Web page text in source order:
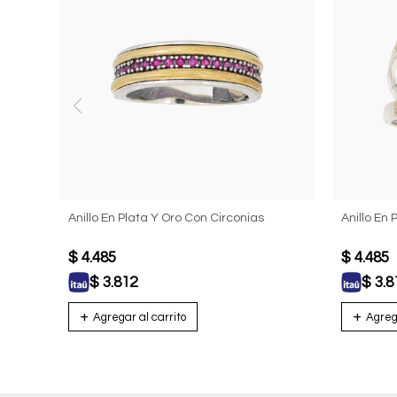
Anillo En Plata Y Oro Con Circonias
$ 4.485
$ 3.812
Anillo En
$ 4.485
$